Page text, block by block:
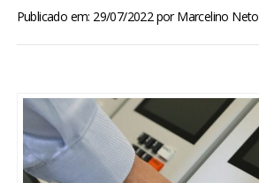
BRASIL
ESPORTES
Publicado em: 29/07/2022porMarcelino Neto